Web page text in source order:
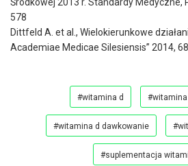
578
Dittfeld A. et al., Wielokierunkowe
Academiae Medicae Silesiensis” 2014, 68,
#witamina d
#witamina d dawkowanie
#suplementacja